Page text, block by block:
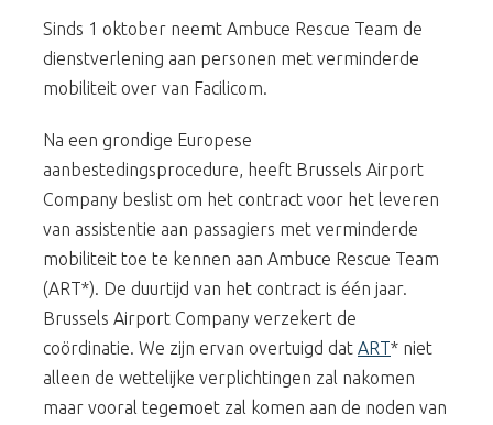
Sinds 1 oktober neemt Ambuce Rescue Team de
dienstverlening aan personen met verminderde
mobiliteit over van Facilicom.
Na een grondige Europese
aanbestedingsprocedure, heeft Brussels Airport
Company beslist om het contract voor het leveren
van assistentie aan passagiers met verminderde
mobiliteit toe te kennen aan Ambuce Rescue Team
(ART*). De duurtijd van het contract is één jaar.
Brussels Airport Company verzekert de
coördinatie. We zijn ervan overtuigd dat ART* niet
alleen de wettelijke verplichtingen zal nakomen
maar vooral tegemoet zal komen aan de noden van